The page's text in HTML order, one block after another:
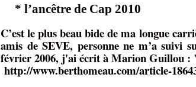
* l’ancêtre de Cap 2010
C’est le plus beau bide de ma longue
amis de SEVE, personne ne m’a suivi
février 2006, j'ai écrit à Marion Guillou
http://www.berthomeau.com/article-